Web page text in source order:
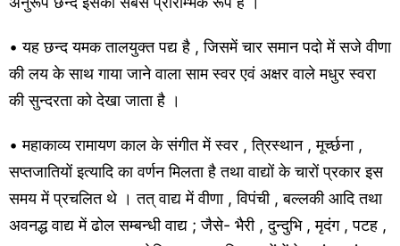
• यह छन्द यमक तालयुक्त पद्य है , जिसमें चार समान पदो में सजे वीणा
की लय के साथ गाया जाने वाला साम स्वर एवं अक्षर वाले मधुर स्वरा
की सुन्दरता को देखा जाता है ।
• महाकाव्य रामायण काल के संगीत में स्वर , त्रिस्थान , मूर्च्छना ,
सप्तजातियों इत्यादि का वर्णन मिलता है तथा वाद्यों के चारों प्रकार इस
समय में प्रचलित थे । तत् वाद्य में वीणा , विपंची , बल्लकी आदि तथा
अवनद्ध वाद्य में ढोल सम्बन्धी वाद्य ; जैसे- भैरी , दुन्दुभि , मृदंग , पटह ,